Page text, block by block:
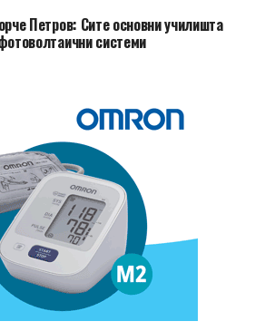
Петров: Сите основни училишта
системи